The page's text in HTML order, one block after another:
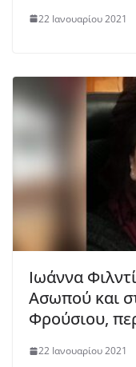
22 Ιανουαρίου 2021
Ιωάννα
Ασωπού και
Φρούσιου,
22 Ιανουαρίου 2021